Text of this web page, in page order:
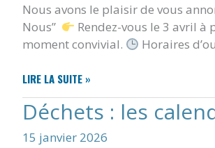
20
AVRIL
2026
Nous avons le plaisir de vous
Nous”
Rendez-vous le 3 avril
moment convivial.
Horaires
OUVERTURE
LA
CABANE
DE
LIRE LA SUITE »
Déchets : les
15 janvier 2026